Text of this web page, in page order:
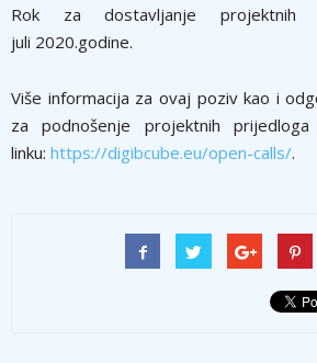
Rok za dostavljanje
juli 2020.godine.
Više informacija za ovaj poziv kao i
za podnošenje projektnih
linku: https://digibcube.eu/open-calls/.